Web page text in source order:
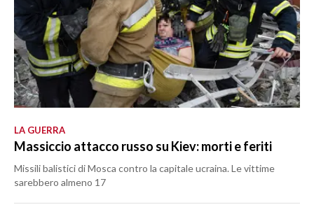
LA GUERRA
Massiccio attacco russo su Kiev: morti e feriti
Missili balistici di Mosca contro la capitale ucraina. Le vittime
sarebbero almeno 17